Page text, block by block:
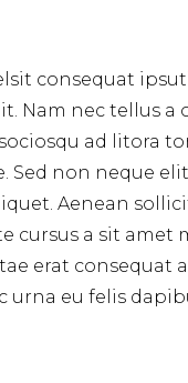
consequat
Nam nec tellus
ad litora
non neque
Aenean
cursus a sit amet
erat consequat
urna eu felis